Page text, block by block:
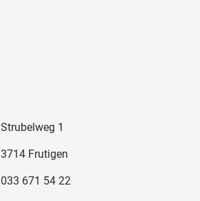
Strubelweg 1
3714 Frutigen
033 671 54 22